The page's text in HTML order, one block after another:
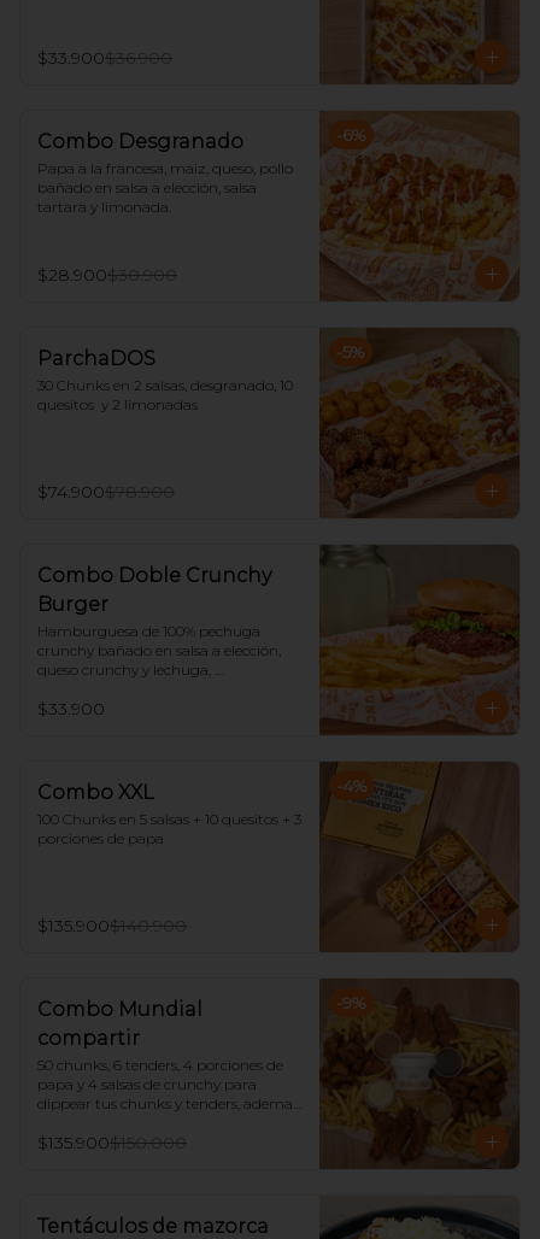
$33.900$36.900
-6%
Combo Desgranado
Papa a la francesa, maiz, queso, pollo
bañado en salsa a elección, salsa
tartara y limonada.
$28.900$30.900
-5%
ParchaDOS
30 Chunks en 2 salsas, desgranado, 10
quesitos  y 2 limonadas
$74.900$78.900
Combo Doble Crunchy
Burger
Hamburguesa de 100% pechuga
crunchy bañado en salsa a elección,
queso crunchy y lechuga,
$33.900
-4%
Combo XXL
100 Chunks en 5 salsas + 10 quesitos + 3
porciones de papa
$135.900$140.900
-9%
Combo Mundial
compartir
50 chunks, 6 tenders, 4 porciones de
papa y 4 salsas de crunchy para
dippear tus chunks y tenders, ademas
leña o bbq dulce)
$135.900$150.000
Tentáculos de mazorca